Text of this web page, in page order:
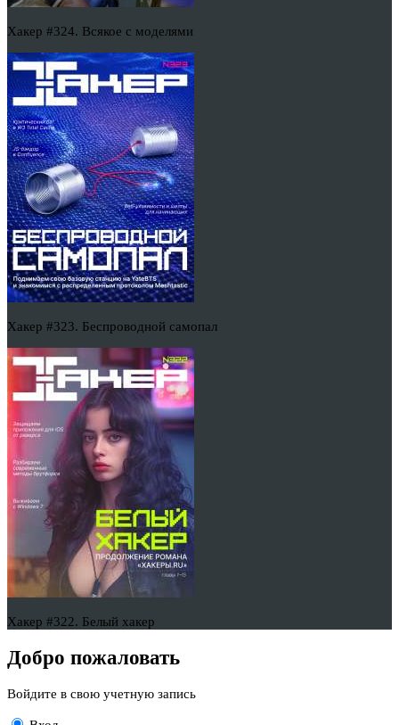
Хакер #324. Всякое с моделями
Хакер #323. Беспроводной самопал
Хакер #322. Белый хакер
Добро пожаловать
Войдите в свою учетную запись